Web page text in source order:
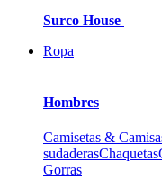
Surco House
Ropa
Hombres
Camisetas &
sudaderasChaquetas
Gorras